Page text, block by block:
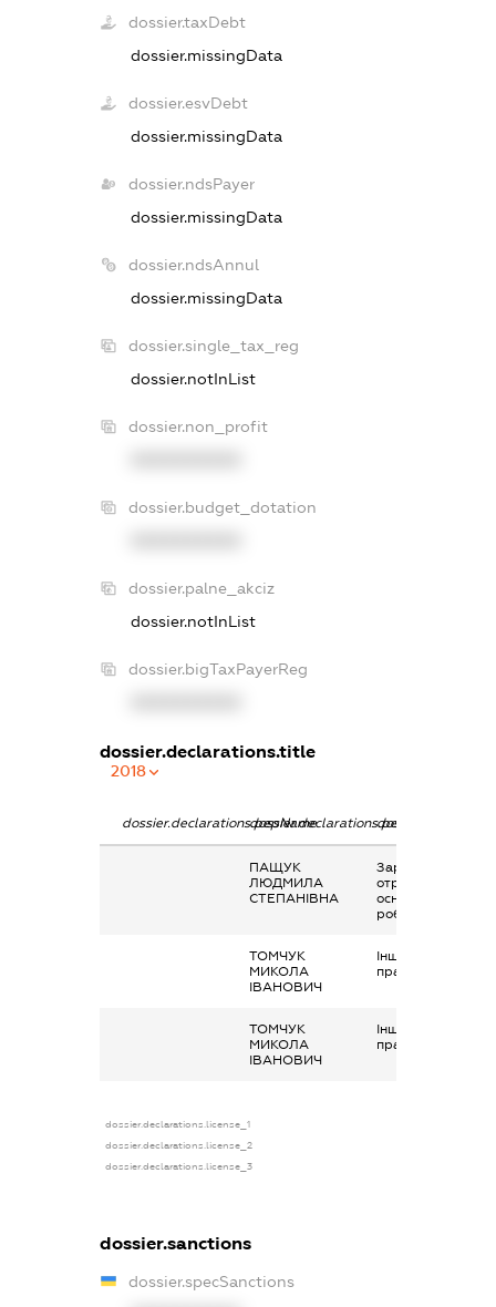
dossier.taxDebt
dossier.missingData
dossier.esvDebt
dossier.missingData
dossier.ndsPayer
dossier.missingData
dossier.ndsAnnul
dossier.missingData
dossier.single_tax_reg
dossier.notInList
dossier.non_profit
dossier.budget_dotation
dossier.palne_akciz
dossier.notInList
dossier.bigTaxPayerReg
dossier.declarations.title
2018
dossier.declarations.pepNamedossier.declarations.personName
ПАЩУК
ЛЮДМИЛА
СТЕПАНІВНА
Заробітна плата
отримана за
основним місцем
роботи
ТОМЧУК
МИКОЛА
ІВАНОВИЧ
Інше, Наукові
праці
ТОМЧУК
МИКОЛА
ІВАНОВИЧ
Інше, Наукові
праці
dossier.declarations.license_1
dossier.declarations.license_2
dossier.declarations.license_3
dossier.sanctions
dossier.specSanctions